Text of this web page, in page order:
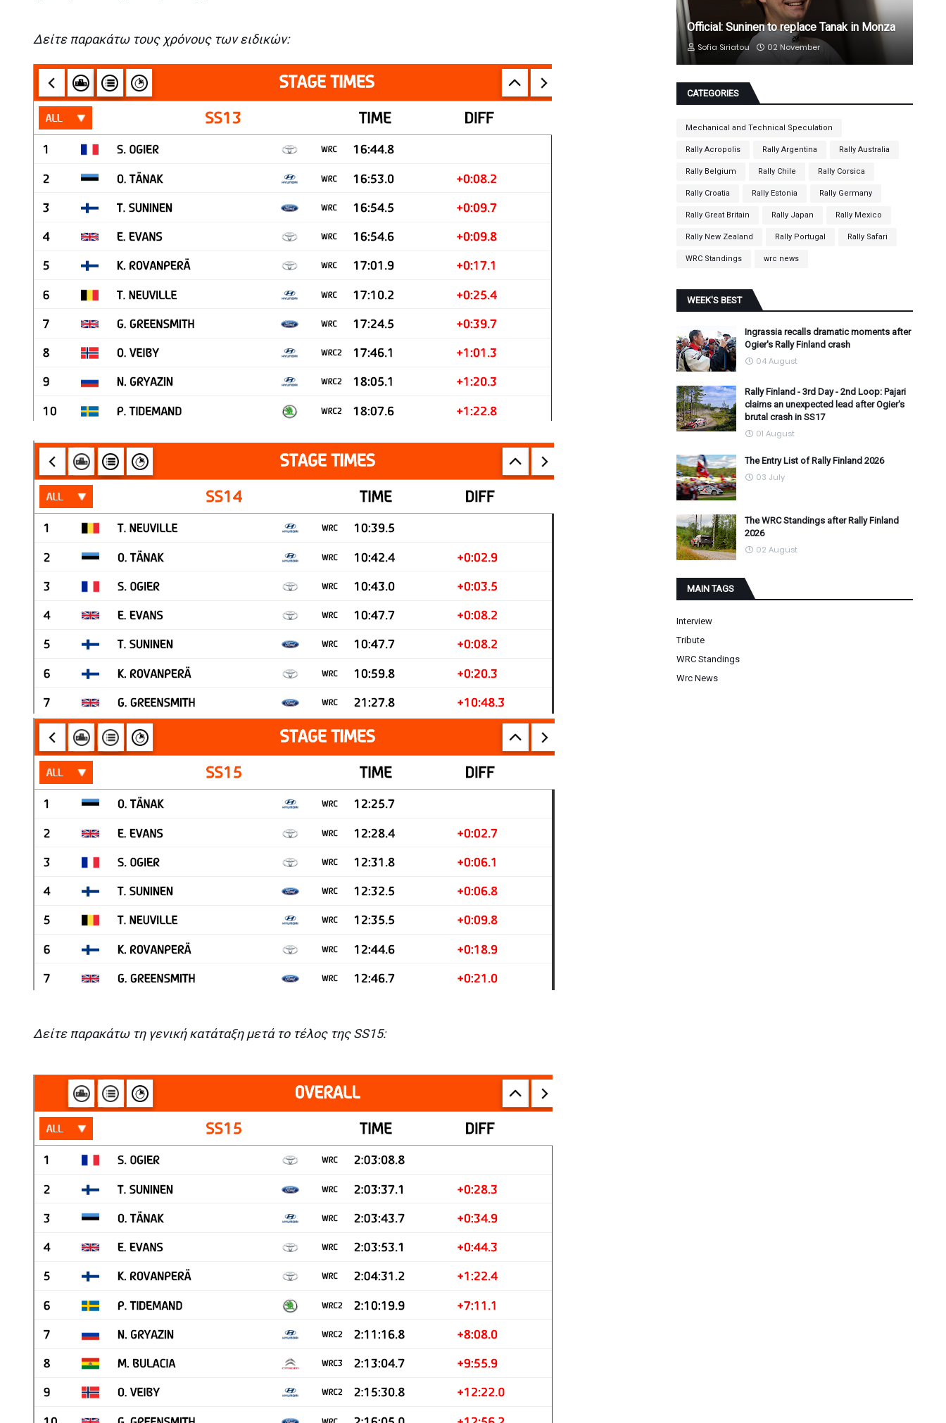
Δείτε παρακάτω τους χρόνους των ειδικών:
Δείτε παρακάτω τη γενική κατάταξη μετά το τέλος της SS15:
Official: Suninen to replace Tanak in Monza
Sofia Siriatou 02 November
CATEGORIES
Mechanical and Technical Speculation
Rally Acropolis Rally Argentina Rally Australia
Rally Belgium Rally Chile Rally Corsica
Rally Croatia Rally Estonia Rally Germany
Rally Great Britain Rally Japan Rally Mexico
Rally New Zealand Rally Portugal Rally Safari
WRC Standings wrc news
WEEK'S BEST
Ingrassia recalls dramatic moments after
Ogier's Rally Finland crash
04 August
Rally Finland - 3rd Day - 2nd Loop: Pajari
claims an unexpected lead after Ogier's
brutal crash in SS17
01 August
The Entry List of Rally Finland 2026
03 July
The WRC Standings after Rally Finland
2026
02 August
MAIN TAGS
Interview
Tribute
WRC Standings
Wrc News